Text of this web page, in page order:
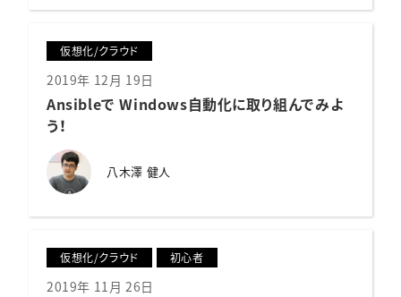
仮想化/クラウド
2019年 12月 19日
Ansibleで Windows自動化に取り組んでみよ
う！
八木澤 健人
仮想化/クラウド 初心者
2019年 11月 26日